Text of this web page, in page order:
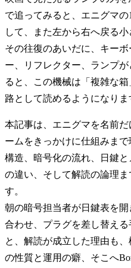
で追ってみると、エニグマ
して、また左から右へ戻る小
その往復のあいだに、キー
ー、リフレクター、ランプ
ると、この機械は「複雑な
路として読めるようになりま
本記事は、エニグマを名前
ームをきっかけに仕組みまで
構造、暗号化の流れ、日鍵
の違い、そして解読の論理
す。
朝の暗号担当者が日鍵表を
合わせ、プラグを差し替え
と、解読が成立した理由も
の性質と運用の癖、そこへ